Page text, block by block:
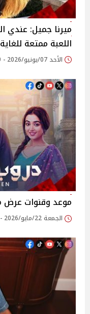
ميرنا جميل: عندي
اللعبة ممتعة للغاية
الأحد 07/يونيو/2026 - 02:09 م
موعد وقنوات
الجمعة 22/مايو/2026 - 08:43 م